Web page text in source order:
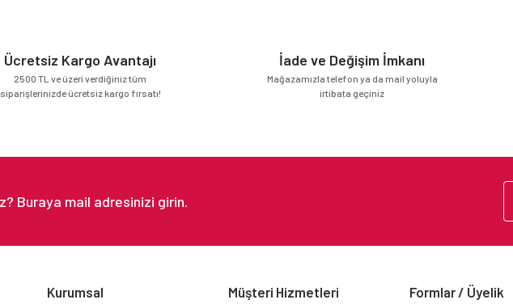
Ücretsiz Kargo Avantajı
2500 TL ve üzeri verdiğiniz tüm
siparişlerinizde ücretsiz kargo fırsatı!
İade ve Değişim İmkanı
Mağazamızla telefon ya da mail yoluyla
irtibata geçiniz
Kurumsal Müşteri Hizmetleri Formlar / Üyelik